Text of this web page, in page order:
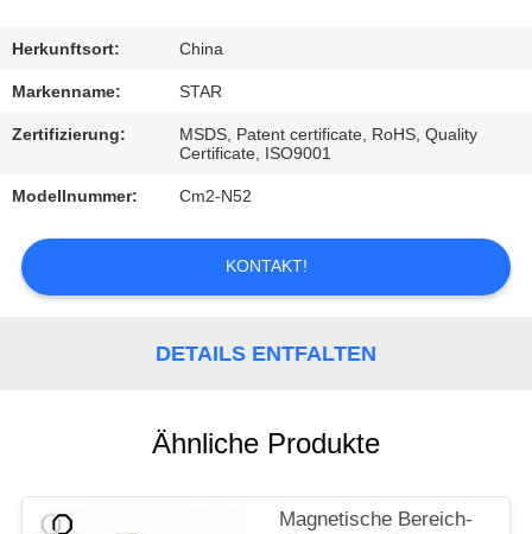
SIE
MIT
UNS
VERBINDUNG
NACHRICHTEN
Herkunftsort: China
Markenname: STAR
Zertifizierung:
MSDS, Patent certificate, RoHS, Quality
Certificate, ISO9001
Modellnummer: Cm2-N52
KONTAKT!
DETAILS ENTFALTEN
Ähnliche Produkte
Magnetische Bereich-